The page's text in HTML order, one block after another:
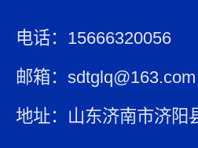
电话：15666320056
邮箱：sdtglq@163.com
地址：山东济南市济阳